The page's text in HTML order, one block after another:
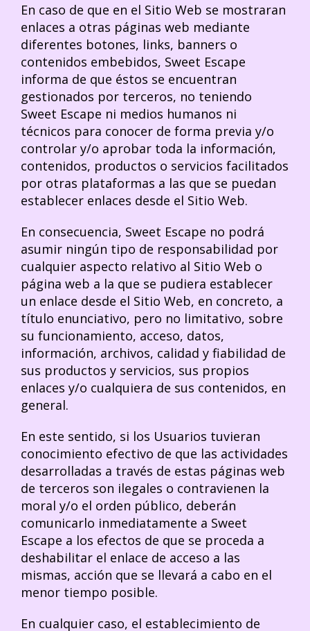
En caso de que en el Sitio Web se mostraran
enlaces a otras páginas web mediante
diferentes botones, links, banners o
contenidos embebidos, Sweet Escape
informa de que éstos se encuentran
gestionados por terceros, no teniendo
Sweet Escape ni medios humanos ni
técnicos para conocer de forma previa y/o
controlar y/o aprobar toda la información,
contenidos, productos o servicios facilitados
por otras plataformas a las que se puedan
establecer enlaces desde el Sitio Web.
En consecuencia, Sweet Escape no podrá
asumir ningún tipo de responsabilidad por
cualquier aspecto relativo al Sitio Web o
página web a la que se pudiera establecer
un enlace desde el Sitio Web, en concreto, a
título enunciativo, pero no limitativo, sobre
su funcionamiento, acceso, datos,
información, archivos, calidad y fiabilidad de
sus productos y servicios, sus propios
enlaces y/o cualquiera de sus contenidos, en
general.
En este sentido, si los Usuarios tuvieran
conocimiento efectivo de que las actividades
desarrolladas a través de estas páginas web
de terceros son ilegales o contravienen la
moral y/o el orden público, deberán
comunicarlo inmediatamente a Sweet
Escape a los efectos de que se proceda a
deshabilitar el enlace de acceso a las
mismas, acción que se llevará a cabo en el
menor tiempo posible.
En cualquier caso, el establecimiento de